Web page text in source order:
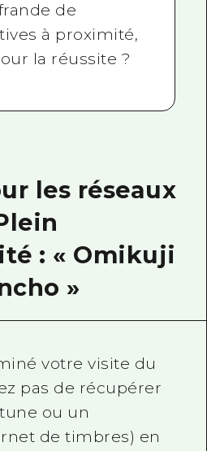
de
à proximité,
la réussite ?
les réseaux
: « Omikuji
»
votre visite du
pas de récupérer
ou un
de timbres) en